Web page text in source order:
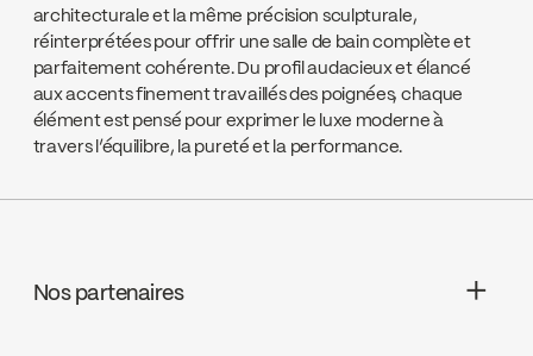
architecturale et la même précision sculpturale,
réinterprétées pour offrir une salle de bain complète et
parfaitement cohérente. Du profil audacieux et élancé
aux accents finement travaillés des poignées, chaque
élément est pensé pour exprimer le luxe moderne à
travers l’équilibre, la pureté et la performance.
Nos partenaires